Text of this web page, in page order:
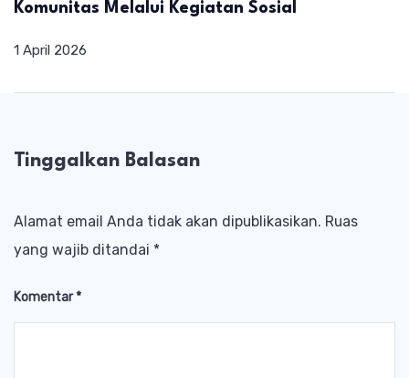
Komunitas Melalui Kegiatan Sosial
1 April 2026
Tinggalkan Balasan
Alamat email Anda tidak akan dipublikasikan. Ruas
yang wajib ditandai *
Komentar*